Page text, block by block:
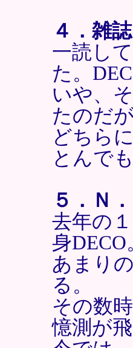
４．雑
一読し
た。
いや、
たのだが
どちら
とんで
５．Ｎ
去年の
身
あまり
る。
その数
憶測が